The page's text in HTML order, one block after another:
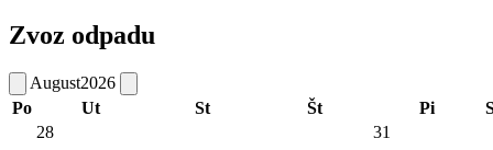
Zvoz odpadu
August2026
Po
Ut St Št Pi
28
31